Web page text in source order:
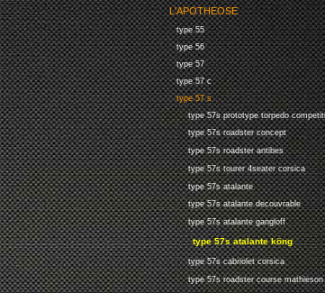
L'APOTHEOSE
type 55
type 56
type 57
type 57 c
type 57 s
type 57s prototype torpedo
type 57s roadster concept
type 57s roadster antibes
type 57s tourer 4seater corsica
type 57s atalante
type 57s atalante decouvrable
type 57s atalante gangloff
type 57s atalante köng
type 57s cabriolet corsica
type 57s roadster course mathieson